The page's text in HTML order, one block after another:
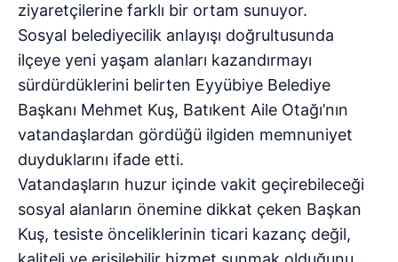
ziyaretçilerine farklı bir ortam sunuyor.
Sosyal belediyecilik anlayışı doğrultusunda
ilçeye yeni yaşam alanları kazandırmayı
sürdürdüklerini belirten Eyyübiye Belediye
Başkanı Mehmet Kuş, Batıkent Aile Otağı’nın
vatandaşlardan gördüğü ilgiden memnuniyet
duyduklarını ifade etti.
Vatandaşların huzur içinde vakit geçirebileceği
sosyal alanların önemine dikkat çeken Başkan
Kuş, tesiste önceliklerinin ticari kazanç değil,